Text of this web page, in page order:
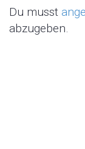
Du musst
abzugeben.